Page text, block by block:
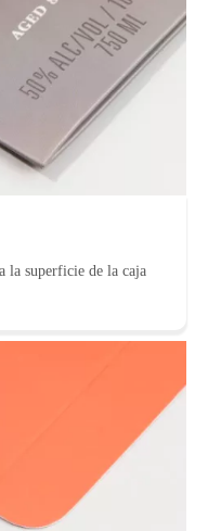
la superficie de la caja